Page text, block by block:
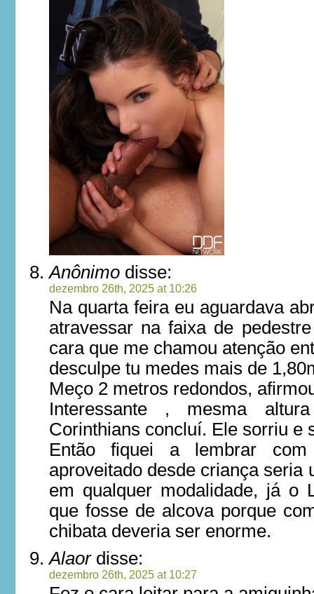
Anônimo disse:
dezembro 26th, 2025 at 10:26
Na quarta feira eu aguardava
atravessar na faixa de
cara que me chamou atenção
desculpe tu medes mais de
Meço 2 metros redondos,
Interessante , mesma
Corinthians concluí. Ele sorriu e
Então fiquei a lembrar
aproveitado desde criança seria
em qualquer modalidade, já o
que fosse de alcova porque
chibata deveria ser enorme.
Alaordisse:
dezembro 26th, 2025 at 10:27